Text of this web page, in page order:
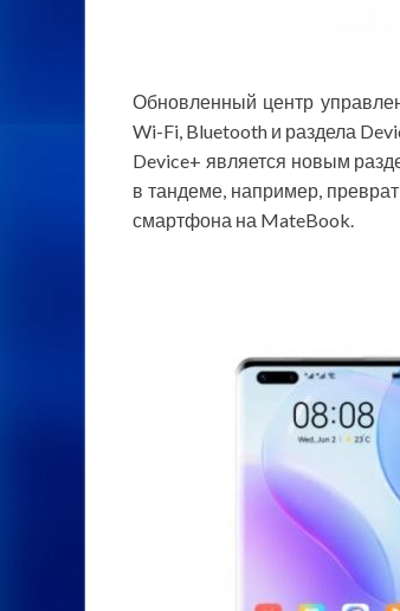
Обновленный центр
Wi-Fi, Bluetooth и раздела
Device+ является новым
в тандеме, например,
смартфона на MateBook.